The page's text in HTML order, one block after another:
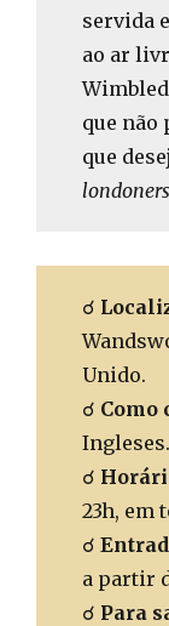
servida
ao ar
que não
que
londoners
☌
Unido.
☌ Como
☌
23h, em
☌
a partir
☌ Para